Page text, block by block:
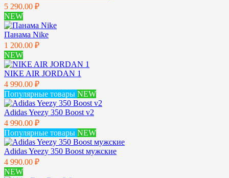
5 290.00 ₽
NEW
Панама Nike
1 200.00 ₽
NEW
NIKE AIR JORDAN 1
4 990.00 ₽
Популярные товары NEW
Adidas Yeezy 350 Boost v2
4 990.00 ₽
Популярные товары NEW
Adidas Yeezy 350 Boost мужские
4 990.00 ₽
NEW